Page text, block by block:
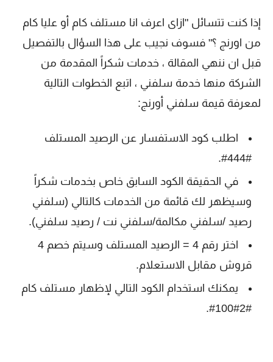
إذا كنت تتسائل "ازاى اعرف انا مستلف كام أو عليا كام
من اورنج ؟" فسوف نجيب على هذا السؤال بالتفصيل
قبل ان ننهي المقالة ، خدمات شكراً المقدمة من
الشركة منها خدمة سلفني ، اتبع الخطوات التالية
لمعرفة قيمة سلفني أورنج:
اطلب كود الاستفسار عن الرصيد المستلف
#444#.
في الحقيقة الكود السابق خاص بخدمات شكراً
وسيظهر لك قائمة من الخدمات كالتالي (سلفني
رصيد /سلفني مكالمة/سلفني نت / رصيد سلفني).
اختر رقم 4 = الرصيد المستلف وسيتم خصم 4
قروش مقابل الاستعلام.
يمكنك استخدام الكود التالي لإظهار مستلف كام
#2#100#.